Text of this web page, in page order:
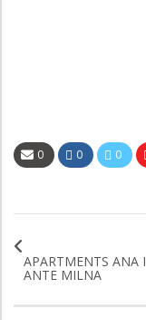
0 0 0
APARTMENTS ANA I
ANTE MILNA